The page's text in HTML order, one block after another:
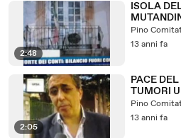
2:48
ISOLA
Pino
13 anni fa
2:05
PACE DEL MELA
TUMORI
Pino
13 anni fa